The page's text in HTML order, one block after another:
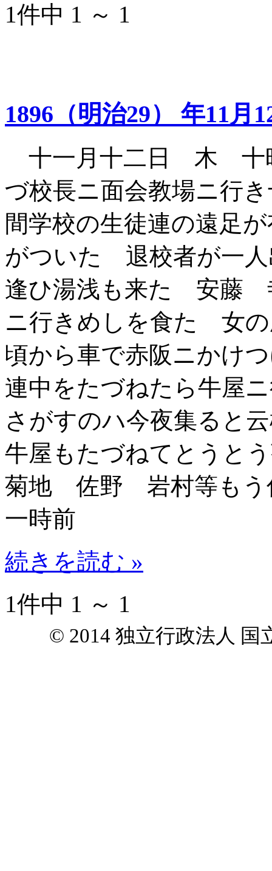
1件中 1 ～ 1
1896（明治29） 年11月
十一月十二日 木 十
づ校長ニ面会教場ニ行
間学校の生徒連の遠足
がついた 退校者が一
逢ひ湯浅も来た 安藤
ニ行きめしを食た 女
頃から車で赤阪ニかけ
連中をたづねたら牛屋
さがすのハ今夜集ると
牛屋もたづねてとう
菊地 佐野 岩村等もう
一時前
続きを読む »
1件中 1 ～ 1
© 2014 独立行政法人 国